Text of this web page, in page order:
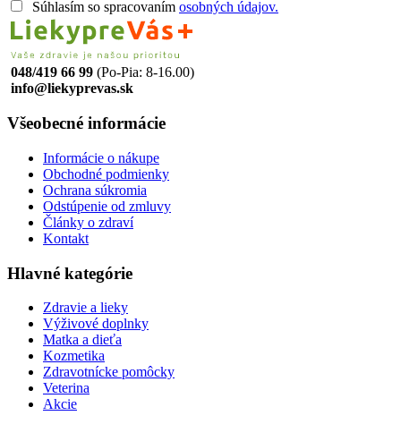
Súhlasím so spracovaním osobných údajov.
048/419 66 99 (Po-Pia: 8-16.00)
info@liekyprevas.sk
Všeobecné informácie
Informácie o nákupe
Obchodné podmienky
Ochrana súkromia
Odstúpenie od zmluvy
Články o zdraví
Kontakt
Hlavné kategórie
Zdravie a lieky
Výživové doplnky
Matka a dieťa
Kozmetika
Zdravotnícke pomôcky
Veterina
Akcie